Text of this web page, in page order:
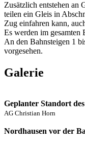
Zusätzlich entstehen an
teilen ein Gleis in
Zug einfahren kann,
Es werden im gesamten
An den Bahnsteigen 1
vorgesehen.
Galerie
Geplanter Standort
AG Christian Horn
Nordhausen vor der